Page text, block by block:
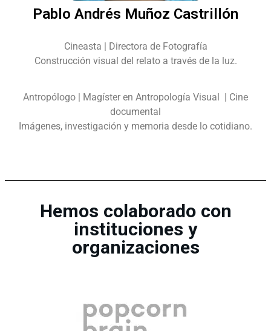
Pablo Andrés Muñoz Castrillón
Cineasta | Directora de Fotografía
Construcción visual del relato a través de la luz.
Antropólogo | Magíster en Antropología Visual | Cine
documental
Imágenes, investigación y memoria desde lo cotidiano.
Hemos colaborado con
instituciones y
organizaciones